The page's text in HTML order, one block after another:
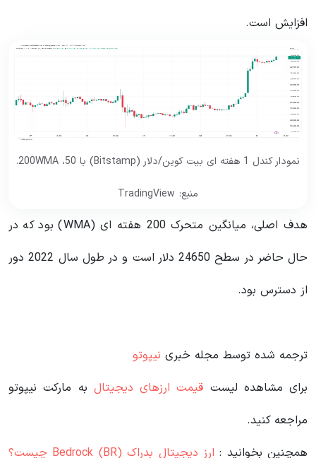
افزایش است.
نمودار کندل 1 هفته ای بیت کوین/دلار (Bitstamp) با 50، 200WMA.
منبع: TradingView
هدف اصلی، میانگین متحرک 200 هفته ای (WMA) بود که در
حال حاضر در سطح 24650 دلار است و در طول سال 2022 دور
از دسترس بود.
ترجمه شده توسط مجله خبری نیپوتو
برای مشاهده لیست قیمت ارزهای دیجیتال به مارکت نیپوتو
مراجعه کنید.
همچنین بخوانید :
ارز دیجیتال بدراک Bedrock (BR) چیست؟